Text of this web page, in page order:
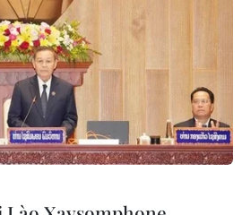
số 3 #Nước cuốn trôi
#Khắc phục hậu quả
Thái Nguyên